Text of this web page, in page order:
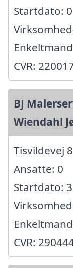
Startdato:
CVR:
BJ
Wiendahl
Tisvildevej
Ansatte: 0
Startdato:
CVR: